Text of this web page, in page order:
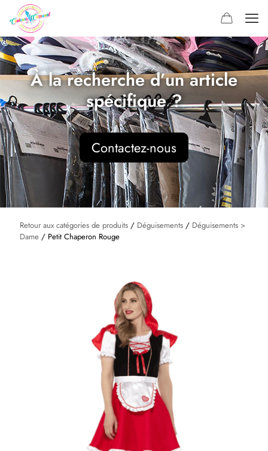
À la recherche d’un article
spécifique ?
Contactez-nous
Retour aux catégories de produits / Déguisements / Déguisements >
Dame / Petit Chaperon Rouge